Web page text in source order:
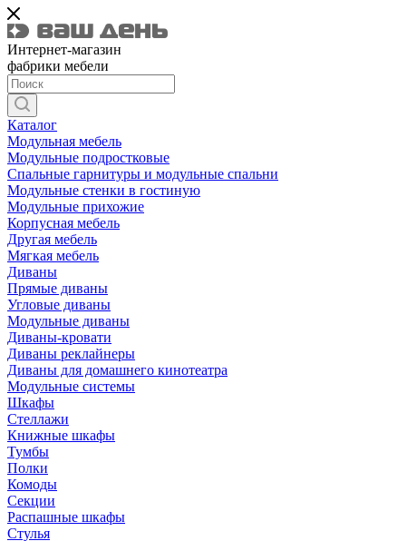
Интернет-магазин
фабрики мебели
Каталог
Модульная мебель
Модульные подростковые
Спальные гарнитуры и модульные спальни
Модульные стенки в гостиную
Модульные прихожие
Корпусная мебель
Другая мебель
Мягкая мебель
Диваны
Прямые диваны
Угловые диваны
Модульные диваны
Диваны-кровати
Диваны реклайнеры
Диваны для домашнего кинотеатра
Модульные системы
Шкафы
Стеллажи
Книжные шкафы
Тумбы
Полки
Комоды
Секции
Распашные шкафы
Стулья